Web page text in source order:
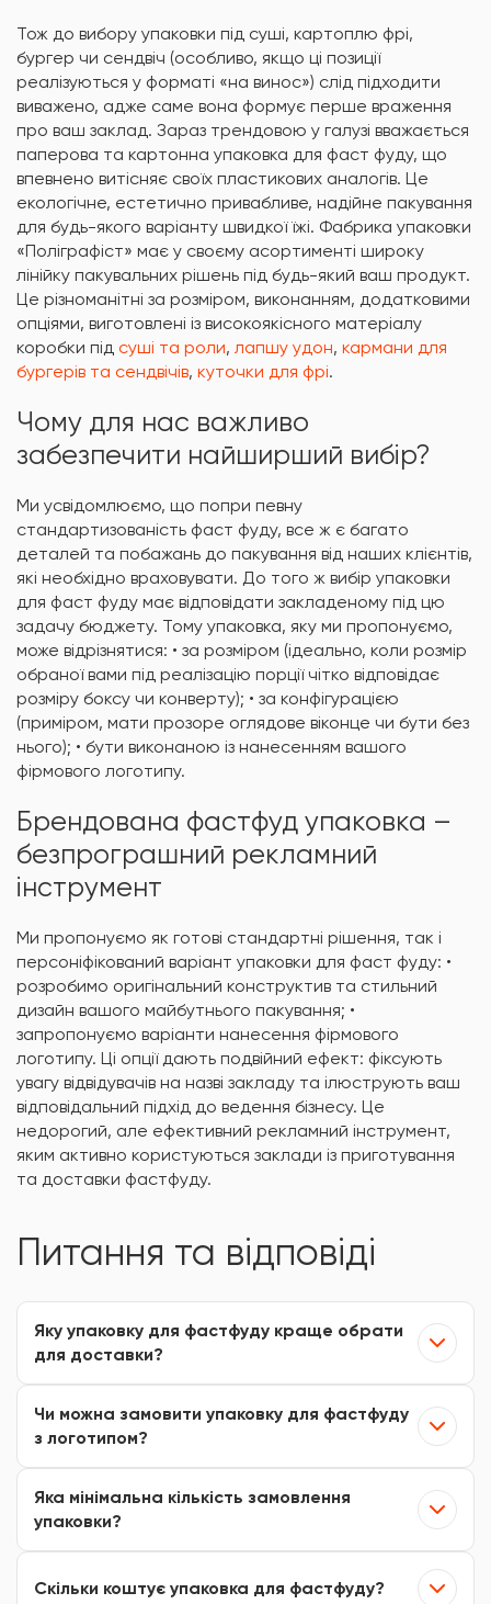
Тож до вибору упаковки під суші, картоплю фрі,
бургер чи сендвіч (особливо, якщо ці позиції
реалізуються у форматі «на винос») слід підходити
виважено, адже саме вона формує перше враження
про ваш заклад. Зараз трендовою у галузі вважається
паперова та картонна упаковка для фаст фуду, що
впевнено витісняє своїх пластикових аналогів. Це
екологічне, естетично привабливе, надійне пакування
для будь-якого варіанту швидкої їжі. Фабрика упаковки
«Поліграфіст» має у своєму асортименті широку
лінійку пакувальних рішень під будь-який ваш продукт.
Це різноманітні за розміром, виконанням, додатковими
опціями, виготовлені із високоякісного матеріалу
коробки під суші та роли, лапшу удон, кармани для
бургерів та сендвічів, куточки для фрі.
Чому для нас важливо
забезпечити найширший вибір?
Ми усвідомлюємо, що попри певну
стандартизованість фаст фуду, все ж є багато
деталей та побажань до пакування від наших клієнтів,
які необхідно враховувати. До того ж вибір упаковки
для фаст фуду має відповідати закладеному під цю
задачу бюджету. Тому упаковка, яку ми пропонуємо,
може відрізнятися: • за розміром (ідеально, коли розмір
обраної вами під реалізацію порції чітко відповідає
розміру боксу чи конверту); • за конфігурацією
(приміром, мати прозоре оглядове віконце чи бути без
нього); • бути виконаною із нанесенням вашого
фірмового логотипу.
Брендована фастфуд упаковка –
безпрограшний рекламний
інструмент
Ми пропонуємо як готові стандартні рішення, так і
персоніфікований варіант упаковки для фаст фуду: •
розробимо оригінальний конструктив та стильний
дизайн вашого майбутнього пакування; •
запропонуємо варіанти нанесення фірмового
логотипу. Ці опції дають подвійний ефект: фіксують
увагу відвідувачів на назві закладу та ілюструють ваш
відповідальний підхід до ведення бізнесу. Це
недорогий, але ефективний рекламний інструмент,
яким активно користуються заклади із приготування
та доставки фастфуду.
Питання та відповіді
Яку упаковку для фастфуду краще обрати
для доставки?
Для доставки оптимально підходить картонна
упаковка для фастфуду, яка витримує температуру,
забезпечує акуратну подачу клієнту. Найчастіше
використовують коробки для суші, бокси для
локшини, упаковку для бургерів та куточки для фрі.
Чи можна замовити упаковку для фастфуду
з логотипом?
Так, ми виготовляємо брендовану упаковку для
фастфуду з логотипом. Ви можете замовити
впізнаваність бренду.
Яка мінімальна кількість замовлення
упаковки?
Мінімальний тираж залежить від типу упаковки:
Скільки коштує упаковка для фастфуду?